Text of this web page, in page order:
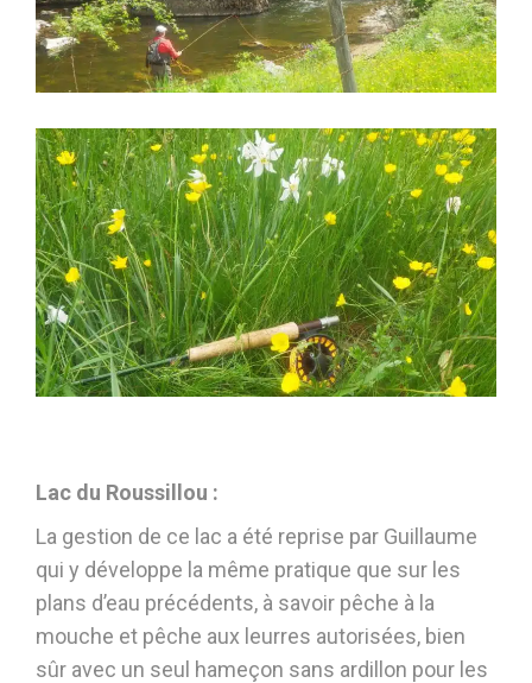
Lac du Roussillou :
La gestion de ce lac a été reprise par Guillaume
qui y développe la même pratique que sur les
plans d’eau précédents, à savoir pêche à la
mouche et pêche aux leurres autorisées, bien
sûr avec un seul hameçon sans ardillon pour les